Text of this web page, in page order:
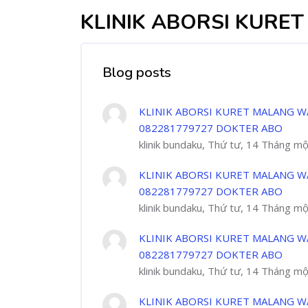
KLINIK ABORSI
Blog posts
KLINIK ABORSI KURET MALANG
082281779727 DOKTER ABO
klinik bundaku, Thứ tư, 14 Tháng
KLINIK ABORSI KURET MALANG
082281779727 DOKTER ABO
klinik bundaku, Thứ tư, 14 Tháng
KLINIK ABORSI KURET MALANG
082281779727 DOKTER ABO
klinik bundaku, Thứ tư, 14 Tháng
KLINIK ABORSI KURET MALANG